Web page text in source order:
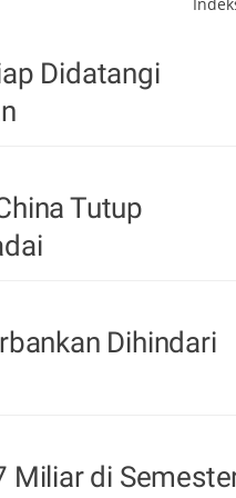
Didatangi
Tutup
Dihindari
Miliar di